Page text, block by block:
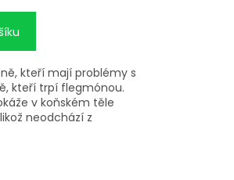
kteří mají problémy s
kteří trpí flegmónou.
v koňském těle
neodchází z